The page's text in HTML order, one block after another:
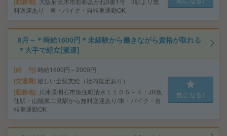
料送迎あり 車・バイク・自転車通勤OK
8月～＊時給1600円＊未経験から働きながら資格が取れる
＊大手で組立[派遣]
給 与 時給1600円～2000円
交通費 嬉しい全額支給（社内規定あり）
勤務地 兵庫県明石市魚住町清水１１０６－４：JR魚
住駅・山陽東二見駅から無料送迎あり/車・バイク・自
転車通勤OK
気になる!